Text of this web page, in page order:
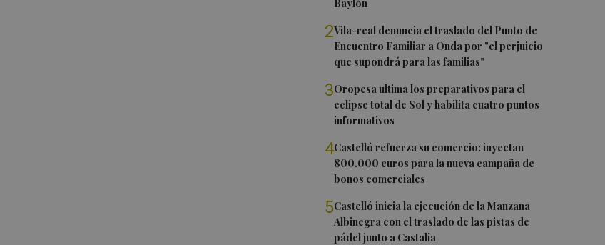
Baylón
2Vila-real denuncia el traslado del Punto de
Encuentro Familiar a Onda por "el perjuicio
que supondrá para las familias"
3Oropesa ultima los preparativos para el
eclipse total de Sol y habilita cuatro puntos
informativos
4Castelló refuerza su comercio: inyectan
800.000 euros para la nueva campaña de
bonos comerciales
5Castelló inicia la ejecución de la Manzana
Albinegra con el traslado de las pistas de
pádel junto a Castalia